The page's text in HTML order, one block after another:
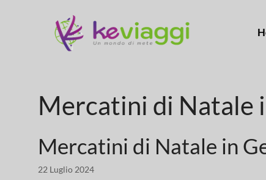
Mercatini di Natale
Mercatini di Natale in
22 Luglio 2024